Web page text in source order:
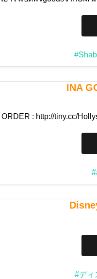
INA
ORDER : http://tiny.cc/
#ディ